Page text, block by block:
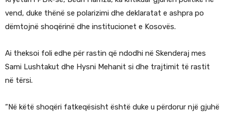
vend, duke thënë se polarizimi dhe deklaratat e ashpra po
dëmtojnë shoqërinë dhe institucionet e Kosovës.
Ai theksoi foli edhe për rastin që ndodhi në Skenderaj mes
Sami Lushtakut dhe Hysni Mehanit si dhe trajtimit të rastit
në tërsi.
“Në këtë shoqëri fatkeqësisht është duke u përdorur një gjuhë